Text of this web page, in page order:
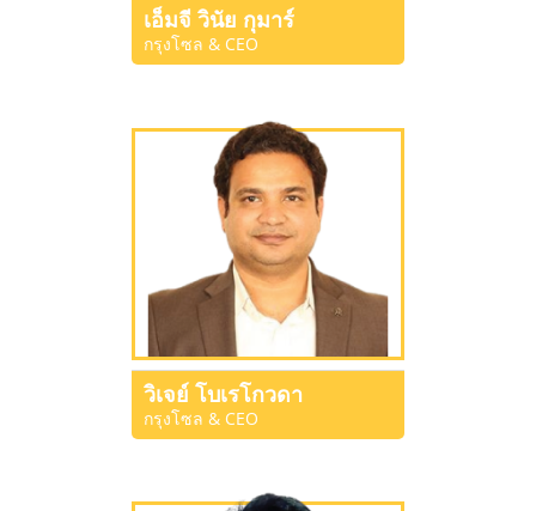
เอ็มจี วินัย กุมาร์
กรุงโซล & CEO
วิเจย์ โบเรโกวดา
กรุงโซล & CEO